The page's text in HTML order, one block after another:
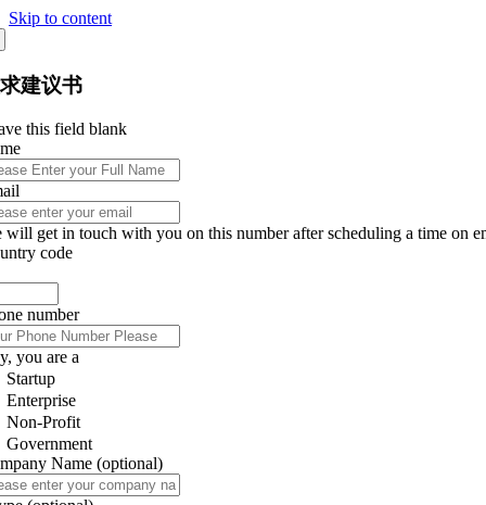
Skip to content
建议书
this field blank
will get in touch with you on this number after scheduling a time on
code
number
you are a
Startup
Enterprise
Non-Profit
Government
Name (optional)